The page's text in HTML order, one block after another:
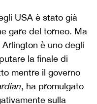
USA è stato già
gare del torneo. Ma
Arlington è uno degli
la finale di
mentre il governo
, ha promulgato
sulla